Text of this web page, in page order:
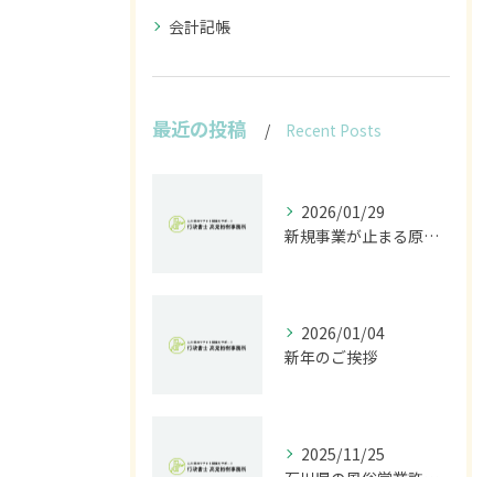
会計記帳
最近の投稿 Recent Posts
2026/01/29
新規事業が止まる原因は法規制｜開発前に行うべきリスク診断とは
2026/01/04
新年のご挨拶
2025/11/25